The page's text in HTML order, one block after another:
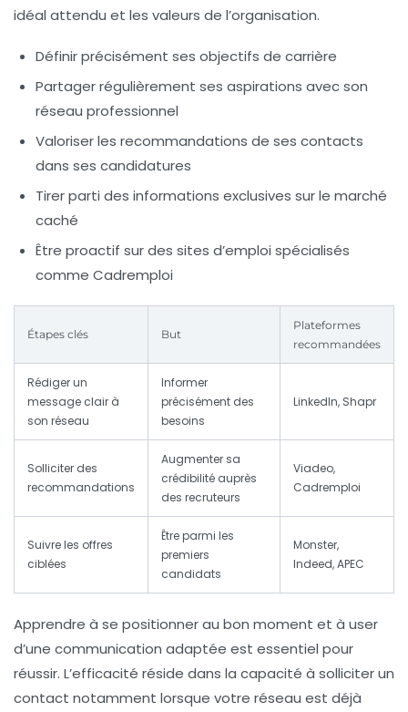
idéal attendu et les valeurs de l’organisation.
Définir précisément ses objectifs de carrière
Partager régulièrement ses aspirations avec son
réseau professionnel
Valoriser les recommandations de ses contacts
dans ses candidatures
Tirer parti des informations exclusives sur le marché
caché
Être proactif sur des sites d’emploi spécialisés
comme Cadremploi
Étapes clés But
Plateformes
recommandées
Rédiger un
message clair à
son réseau
Informer
précisément des
besoins
LinkedIn, Shapr
Solliciter des
recommandations
Augmenter sa
crédibilité auprès
des recruteurs
Viadeo,
Cadremploi
Suivre les offres
ciblées
Être parmi les
premiers
candidats
Monster,
Indeed, APEC
Apprendre à se positionner au bon moment et à user
d’une communication adaptée est essentiel pour
réussir. L’efficacité réside dans la capacité à solliciter un
contact notamment lorsque votre réseau est déjà